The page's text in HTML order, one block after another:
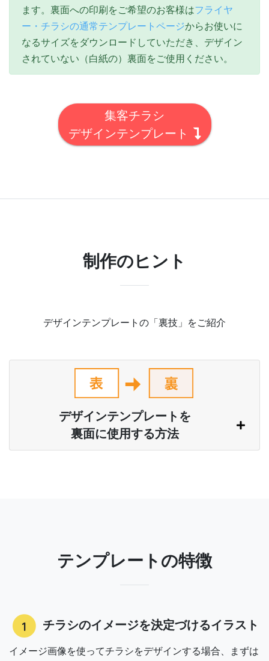
ます。裏面への印刷をご希望のお客様はフライヤ
ー・チラシの通常テンプレートページからお使いに
なるサイズをダウンロードしていただき、デザイン
されていない（白紙の）裏面をご使用ください。
集客チラシ
デザインテンプレート
制作のヒント
デザインテンプレートの「裏技」をご紹介
デザインテンプレートを
裏面に使用する方法
テンプレートの特徴
1 チラシのイメージを決定づけるイラスト
イメージ画像を使ってチラシをデザインする場合、まずは